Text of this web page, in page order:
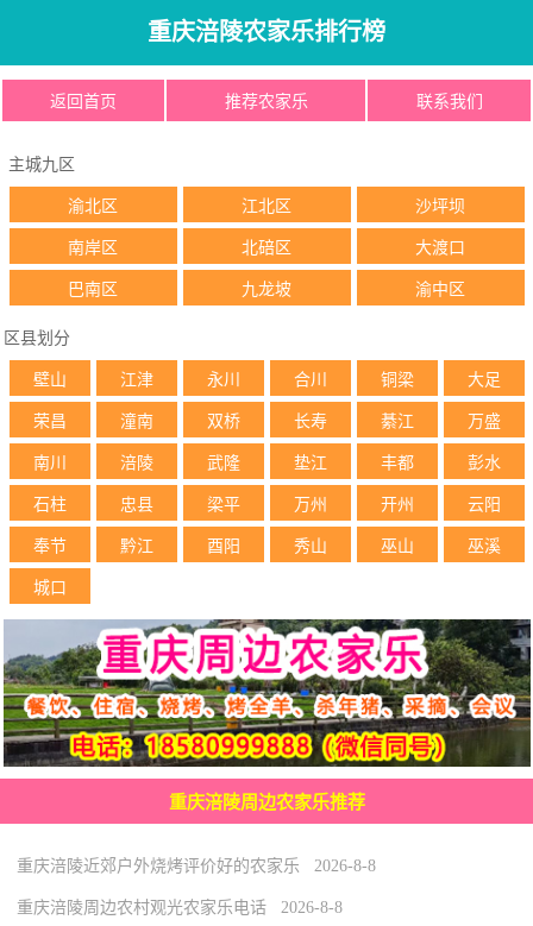
重庆涪陵农家乐排行榜
返回首页 推荐农家乐 联系我们
主城九区
渝北区 江北区 沙坪坝
南岸区 北碚区 大渡口
巴南区 九龙坡 渝中区
区县划分
壁山 江津 永川 合川 铜梁 大足
荣昌 潼南 双桥 长寿 綦江 万盛
南川 涪陵 武隆 垫江 丰都 彭水
石柱 忠县 梁平 万州 开州 云阳
奉节 黔江 酉阳 秀山 巫山 巫溪
城口
重庆涪陵周边农家乐推荐
重庆涪陵近郊户外烧烤评价好的农家乐 2026-8-8
重庆涪陵周边农村观光农家乐电话 2026-8-8